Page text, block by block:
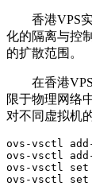
香港VPS
化的隔离与控
的扩散范围。
在香港VPS
限于物理网络
对不同虚拟机
ovs-vsctl
ovs-vsctl
ovs-vsctl set
ovs-vsctl set